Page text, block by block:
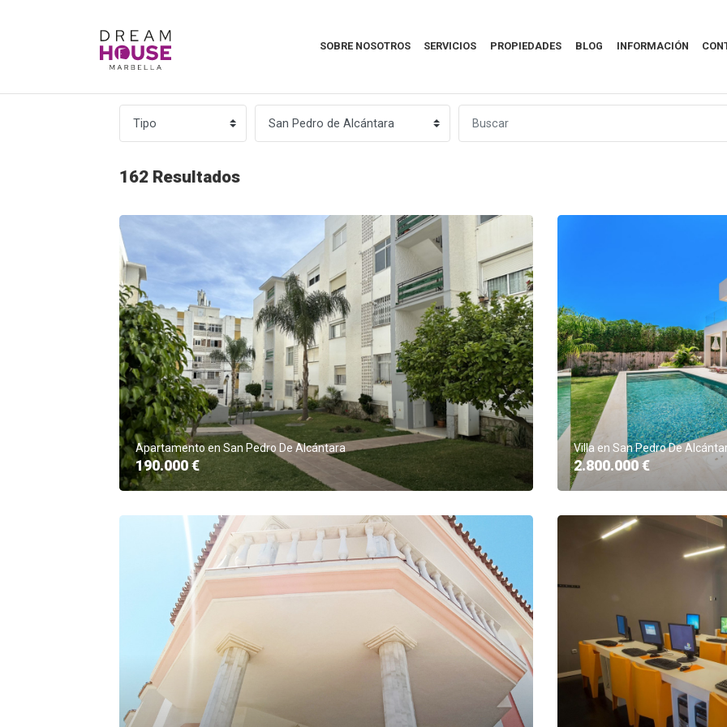
SOBRE NOSOTROS SERVICIOS PROPIEDADES BLOG INFORMACIÓN
162 Resultados
Apartamento en San Pedro De Alcántara
190.000 €
Villa en San Pedro De
2.800.000 €